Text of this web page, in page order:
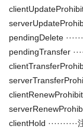
pendingDelete
pendingTransfer
clientHold